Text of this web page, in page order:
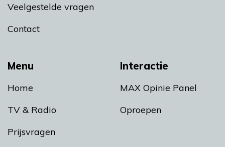
Menu
Home
TV & Radio
Prijsvragen
Interactie
MAX Opinie Panel
Oproepen
Veelgestelde vragen
Contact